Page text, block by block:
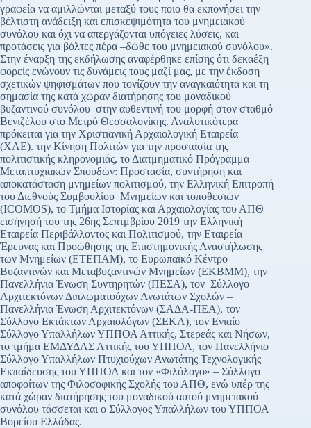
γραφεία να αμιλλώνται μεταξύ τους ποιο θα εκπονήσει την
βέλτιστη ανάδειξη και επισκεψιμότητα του μνημειακού
συνόλου και όχι να απεργάζονται υπόγειες λύσεις, και
προτάσεις για βόλτες πέρα –δώθε του μνημειακού συνόλου».
Στην έναρξη της εκδήλωσης αναφέρθηκε επίσης ότι δεκαέξη
φορείς ενώνουν τις δυνάμεις τους μαζί μας, με την έκδοση
σχετικών ψηφισμάτων που τονίζουν την αναγκαιότητα και τη
σημασία της κατά χώραν διατήρησης του μοναδικού
βυζαντινού συνόλου στην αυθεντινή του μορφή στον σταθμό
Βενιζέλου στο Μετρό Θεσσαλονίκης. Αναλυτικότερα
πρόκειται για την Χριστιανική Αρχαιολογική Εταιρεία
(ΧΑΕ). την Κίνηση Πολιτών για την προστασία της
πολιτιστικής κληρονομιάς, το Διατμηματικό Πρόγραμμα
Μεταπτυχιακών Σπουδών: Προστασία, συντήρηση και
αποκατάσταση μνημείων πολιτισμού, την Eλληνική Επιτροπή
του Διεθνούς Συμβουλίου Μνημείων και τοποθεσιών
(ΙCOMOS), το Τμήμα Ιστορίας και Αρχαιολογίας του ΑΠΘ
εισήγησή του της 26ης Σεπτμβρίου 2019 την Ελληνική
Εταιρεία Περιβάλλοντος και Πολιτισμού, την Εταιρεία
Έρευνας και Προώθησης της Επιστημονικής Αναστήλωσης
των Μνημείων (ΕΤΕΠΑΜ), το Ευρωπαϊκό Κέντρο
Βυζαντινών και Μεταβυζαντινών Μνημείων (ΕΚΒΜΜ), την
Πανελλήνια Ένωση Συντηρητών (ΠΕΣΑ), τον Σύλλογο
Αρχιτεκτόνων Διπλωματούχων Ανωτάτων Σχολών –
Πανελλήνια Ένωση Αρχιτεκτόνων (ΣΑΔΑ-ΠΕΑ), τον
Σύλλογο Εκτάκτων Αρχαιολόγων (ΣΕΚΑ), τον Ενιαίο
Σύλλογο Υπαλλήλων ΥΠΠΟΑ Αττικής, Στερεάς και Νήσων,
το τμήμα ΕΜΔΥΔΑΣ Αττικής του ΥΠΠΟΑ, τον Πανελλήνιο
Σύλλογο Υπαλλήλων Πτυχιούχων Ανωτάτης Τεχνολογικής
Εκπαίδευσης του ΥΠΠΟΑ και τον «Φιλόλογο» – Σύλλογο
αποφοίτων της Φιλοσοφικής Σχολής του ΑΠΘ, ενώ υπέρ της
κατά χώραν διατήρησης του μοναδικού αυτού μνημειακού
συνόλου τάσσεται και ο Σύλλογος Υπαλλήλων του ΥΠΠΟΑ
Βορείου Ελλάδας.